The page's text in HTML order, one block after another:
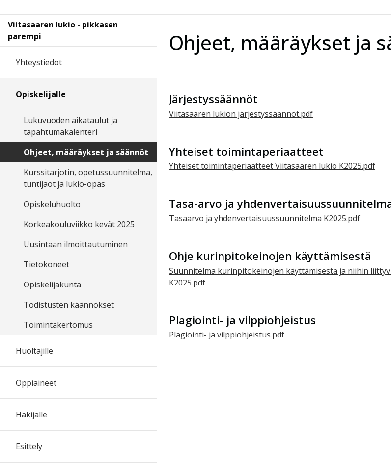
Ohjeet, määräykset ja
Järjestyssäännöt
Viitasaaren lukion järjestyssäännöt.pdf
Yhteiset toimintaperiaatteet
Yhteiset toimintaperiaatteet Viitasaaren lukio K2025.pdf
Tasa-arvo ja
Tasa­arvo­ ja yhdenvertaisuussuunnitelma K2025.pdf
Ohje kurinpitokeinojen käyttämisestä
Suunnitelma kurinpitokeinojen käyttämisestä ja niihin
K2025.pdf
Plagiointi- ja vilppiohjeistus
Plagiointi- ja vilppiohjeistus.pdf
Viitasaaren lukio - pikkasen
parempi
Yhteystiedot
Opiskelijalle
Lukuvuoden aikataulut ja
tapahtumakalenteri
Ohjeet, määräykset ja säännöt
Kurssitarjotin, opetussuunnitelma,
tuntijaot ja lukio-opas
Opiskeluhuolto
Korkeakouluviikko kevät 2025
Uusintaan ilmoittautuminen
Tietokoneet
Opiskelijakunta
Todistusten käännökset
Toimintakertomus
Huoltajille
Oppiaineet
Hakijalle
Esittely